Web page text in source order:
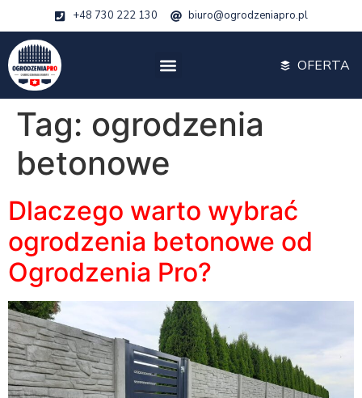
+48 730 222 130 biuro@ogrodzeniapro.pl
OFERTA
Tag: ogrodzenia
betonowe
Dlaczego warto wybrać
ogrodzenia betonowe od
Ogrodzenia Pro?